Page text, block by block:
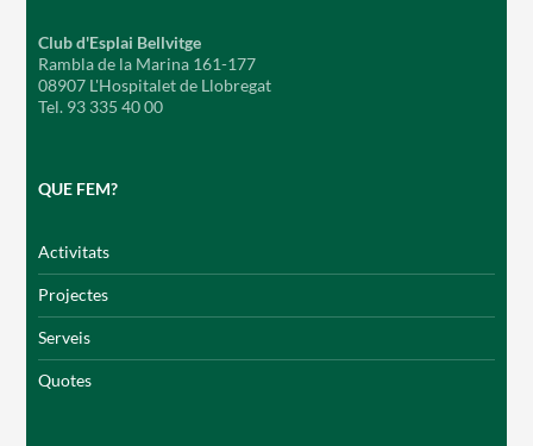
Club d'Esplai Bellvitge
Rambla de la Marina 161-177
08907 L'Hospitalet de Llobregat
Tel. 93 335 40 00
QUE FEM?
Activitats
Projectes
Serveis
Quotes